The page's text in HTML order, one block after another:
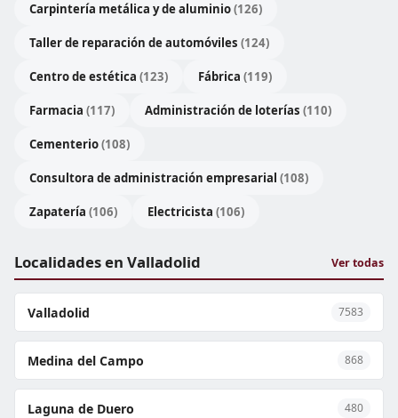
Carpintería metálica y de aluminio(126)
Taller de reparación de automóviles (124)
Centro de estética (123) Fábrica (119)
Farmacia (117) Administración de loterías (110)
Cementerio(108)
Consultora de administración empresarial (108)
Zapatería (106) Electricista (106)
Localidades en Valladolid Ver todas
Valladolid 7583
Medina del Campo 868
Laguna de Duero 480